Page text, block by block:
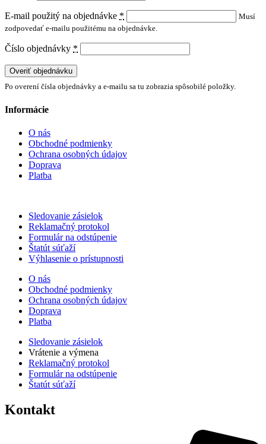
E-mail použitý na objednávke *
Musí
zodpovedať e-mailu použitému na objednávke.
Číslo objednávky *
Overiť objednávku
Po overení čísla objednávky a e-mailu sa tu zobrazia spôsobilé položky.
Informácie
O nás
Obchodné podmienky
Ochrana osobných údajov
Doprava
Platba
Sledovanie zásielok
Reklamačný protokol
Formulár na odstúpenie
Štatút súťaží
Výhlasenie o prístupnosti
O nás
Obchodné podmienky
Ochrana osobných údajov
Doprava
Platba
Sledovanie zásielok
Vrátenie a výmena
Reklamačný protokol
Formulár na odstúpenie
Štatút súťaží
Kontakt